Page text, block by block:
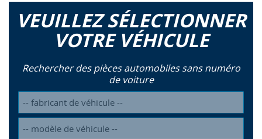
VEUILLEZ SÉLECTIONNER
VOTRE VÉHICULE
Rechercher des pièces automobiles sans numéro
de voiture